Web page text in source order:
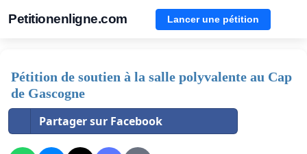
Petitionenligne.com Lancer une pétition
Pétition de soutien à la salle polyvalente au Cap
de Gascogne
Partager sur Facebook